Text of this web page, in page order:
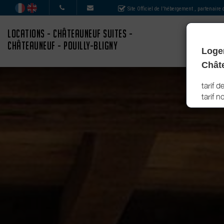
Site Officiel de l'hébergement , partenaire
LOCATIONS - CHÂTEAUNEUF SUITES -
CHÂTEAUNEUF - POUILLY-BLIGNY
tarif
tarif